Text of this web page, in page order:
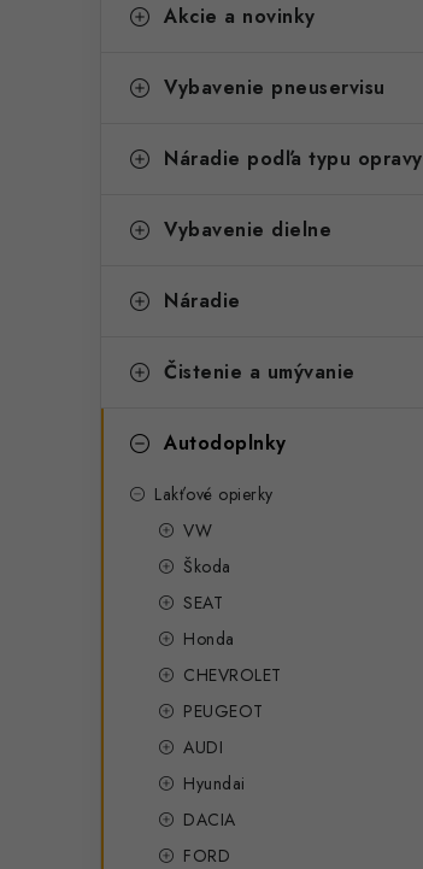
Akcie a novinky
Vybavenie pneuservisu
Náradie podľa typu opravy
Vybavenie dielne
Náradie
Čistenie a umývanie
Autodoplnky
Lakťové opierky
VW
Škoda
SEAT
Honda
CHEVROLET
PEUGEOT
AUDI
Hyundai
DACIA
FORD